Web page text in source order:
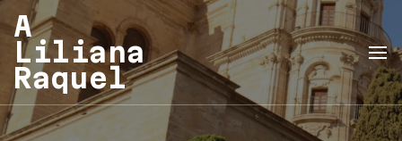
A
Liliana
Raquel